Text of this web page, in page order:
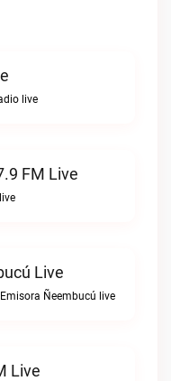
live
FM Live
Live
Ñeembucú live
Live